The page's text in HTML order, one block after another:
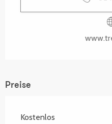
Preise
Kostenlos